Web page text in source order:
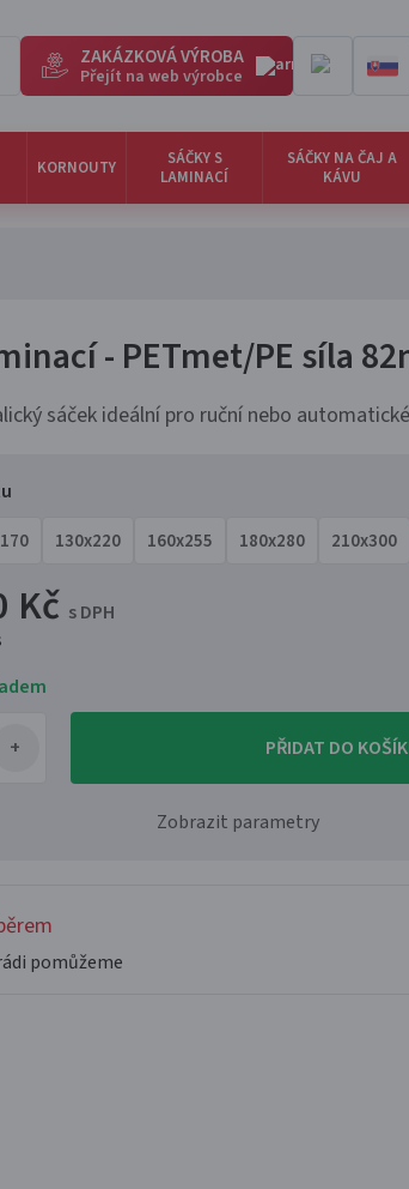
ZAKÁZKOVÁ VÝROBA
Přejít na web výrobce
KORNOUTY
SÁČKY S
LAMINACÍ
SÁČKY NA ČAJ A
KÁVU
- PETmet/PE síla
sáček ideální pro ruční nebo
130x220 160x255 180x280 210x300
Kč s DPH
PŘIDAT DO
Zobrazit parametry
pomůžeme